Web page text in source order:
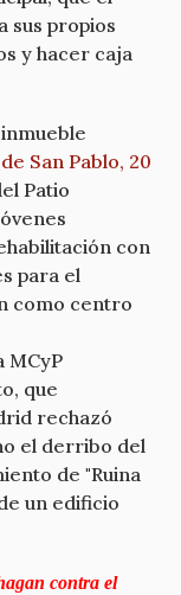
sus propios
y hacer caja
San Pablo, 20
Patio
con
para el
como centro
MCyP
que
rechazó
el derribo del
de "Ruina
un edificio
contra el